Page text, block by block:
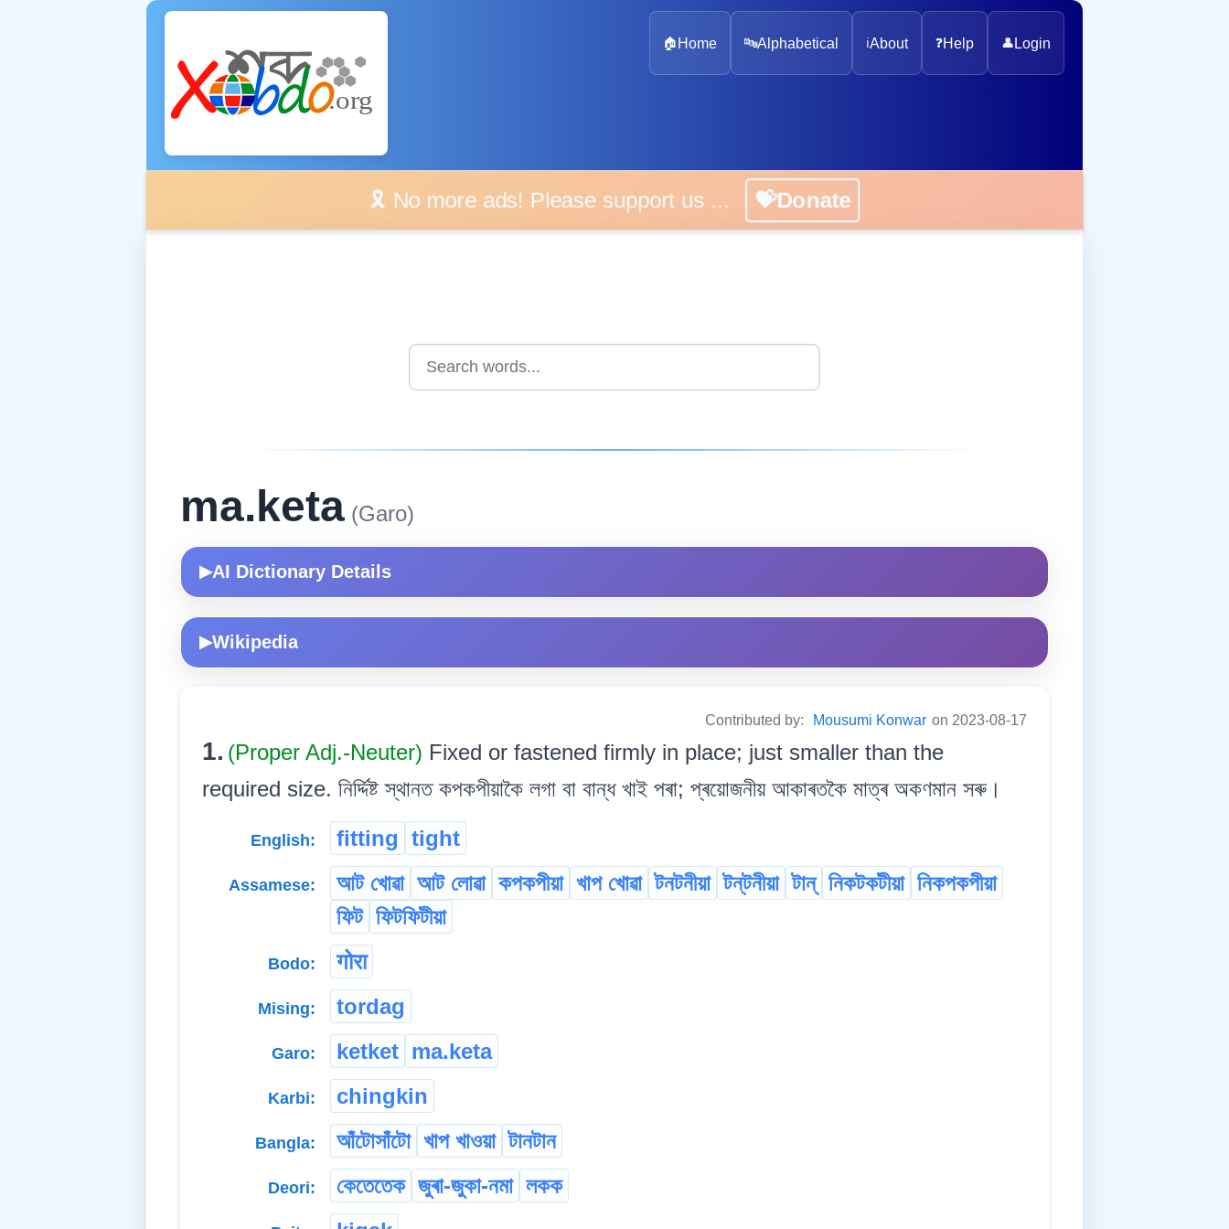
🏠 Home 🔤Alphabetical ℹ️About ❓Help 👤 Login
🎗️ No more ads! Please support us ... 💝Donate
ma.keta (Garo)
▶AI Dictionary Details
▶Wikipedia
Contributed by: Mousumi Konwar on 2023-08-17
1. (Proper Adj.-Neuter) Fixed or fastened firmly in place; just smaller than the
required size. নিৰ্দ্দিষ্ট স্থানত কপকপীয়াকৈ লগা বা বান্ধ খাই পৰা; প্ৰয়োজনীয় আকাৰতকৈ মাত্ৰ অকণমান সৰু।
English: fitting tight
Assamese: আট খোৱা আট লোৱা কপকপীয়া খাপ খোৱা টনটনীয়া টন্‌টনীয়া টান্ নিকটকটীয়া নিকপকপীয়া
ফিট ফিটফিটীয়া
Bodo: गोरा
Mising: tordag
Garo: ketket ma.keta
Karbi: chingkin
Bangla: আঁটোসাঁটো খাপ খাওয়া টানটান
Deori: কেতেতেক জুৰা-জুকা-নমা লকক